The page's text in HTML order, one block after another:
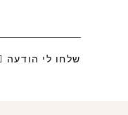
שלחו לי הודעה